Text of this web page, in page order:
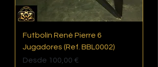
Futbolín René Pierre 6
Jugadores (Ref. BBL0002)
Desde 100,00 €
Precio de oferta